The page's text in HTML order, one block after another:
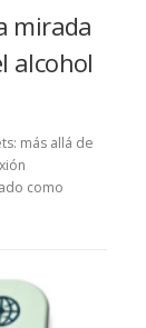
mirada
alcohol
más allá de
como